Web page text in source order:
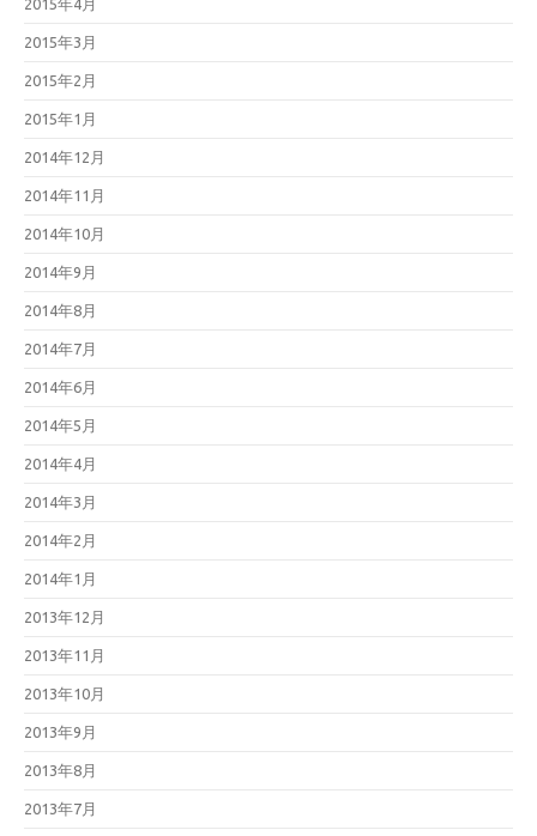
2015年3月
2015年2月
2015年1月
2014年12月
2014年11月
2014年10月
2014年9月
2014年8月
2014年7月
2014年6月
2014年5月
2014年4月
2014年3月
2014年2月
2014年1月
2013年12月
2013年11月
2013年10月
2013年9月
2013年8月
2013年7月